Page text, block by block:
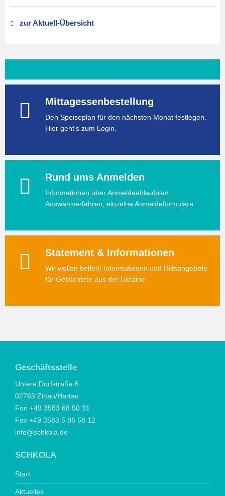
zur Aktuell-Übersicht
Mittagessenbestellung
Den Speiseplan für den nächsten Monat festlegen.
Hier geht's zum Login.
Rund ums Anmelden
Informationen über Anmeldeablaufplan,
Auswahlverfahren, einzelne Anmeldeformulare
Statement & Informationen
Wir wollen helfen! Informationen und Hilfsangebote
für Geflüchtete aus der Ukraine.
Geschäftsstelle
Untere Dorfstraße 6
02763 Zittau/Hartau
Fon +49 3583 68 50 31
Fax +49 3583 5 86 58 12
info@schkola.de
SCHKOLA
Start
Aktuelles